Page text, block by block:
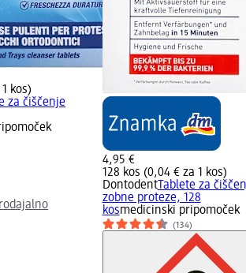
kos)
za čiščenje
4,95 €
128 kos (0,04 € za 1 kos)
DontodentTablete za
zobne proteze, 128
kosmedicinski pripomoček
(134)